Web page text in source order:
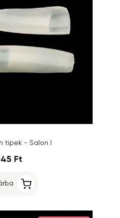
tipek - Salon I
Ft